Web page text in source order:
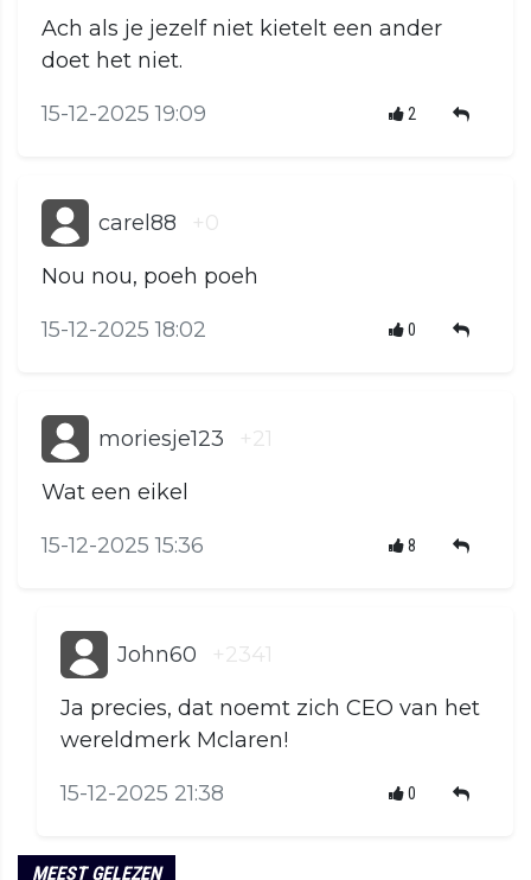
Ach als je jezelf niet kietelt een ander
doet het niet.
15-12-2025 19:09 2
carel88 +0
Nou nou, poeh poeh
15-12-2025 18:02 0
moriesje123 +21
Wat een eikel
15-12-2025 15:36 8
John60 +2341
Ja precies, dat noemt zich CEO van het
wereldmerk Mclaren!
15-12-2025 21:38 0
MEEST GELEZEN